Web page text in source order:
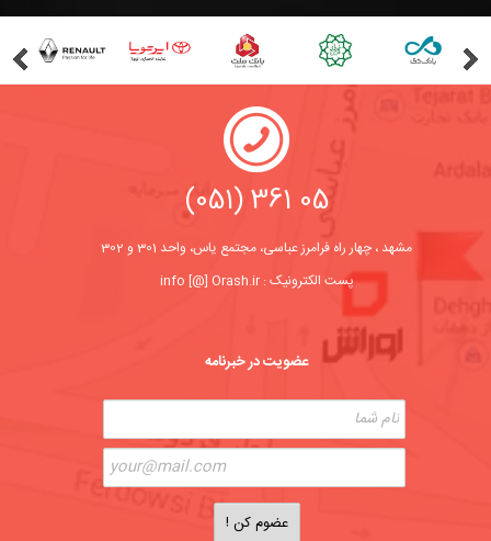
(051) 361 05
مشهد ، چهار راه فرامرز عباسی، مجتمع یاس، واحد 301 و 302
پست الکترونیک : info [@] Orash.ir
عضویت در خبرنامه